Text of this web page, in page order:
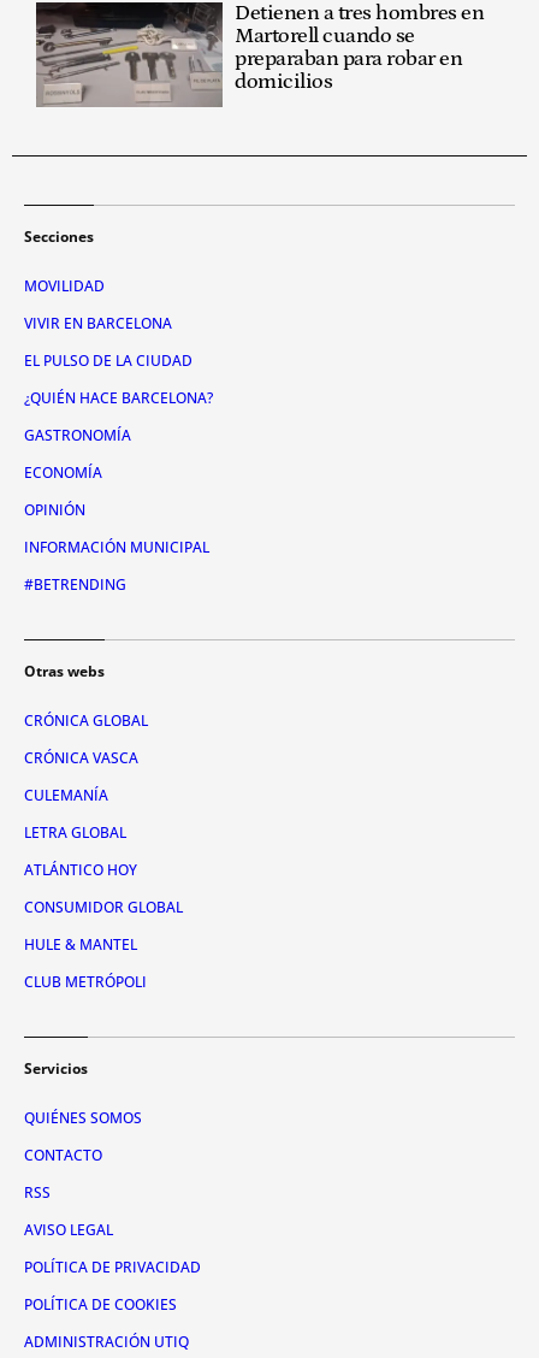
Detienen a tres hombres en
Martorell cuando se
preparaban para robar en
domicilios
Secciones
MOVILIDAD
VIVIR EN BARCELONA
EL PULSO DE LA CIUDAD
¿QUIÉN HACE BARCELONA?
GASTRONOMÍA
ECONOMÍA
OPINIÓN
INFORMACIÓN MUNICIPAL
#BETRENDING
Otras webs
CRÓNICA GLOBAL
CRÓNICA VASCA
CULEMANÍA
LETRA GLOBAL
ATLÁNTICO HOY
CONSUMIDOR GLOBAL
HULE & MANTEL
CLUB METRÓPOLI
Servicios
QUIÉNES SOMOS
CONTACTO
RSS
AVISO LEGAL
POLÍTICA DE PRIVACIDAD
POLÍTICA DE COOKIES
ADMINISTRACIÓN UTIQ